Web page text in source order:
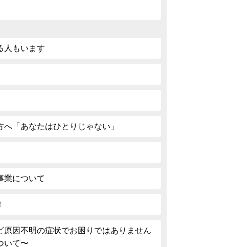
もいます
「あなたはひとりじゃない」
業について
原因不明の症状でお困りではありません
いて〜